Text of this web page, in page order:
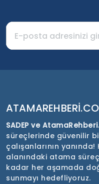
SADEP ve
süreçlerinde güvenilir
çalışanlarının
alanındaki atama
kadar her aşamada
sunmayı hedefliyoruz.